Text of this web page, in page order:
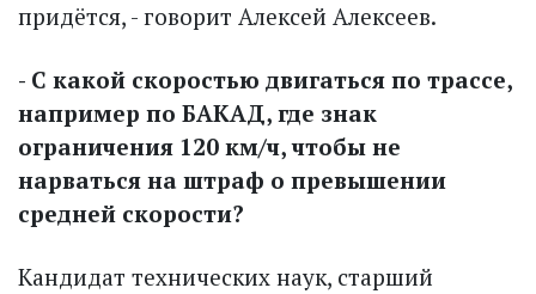
придётся, - говорит Алексей Алексеев.
- С какой скоростью двигаться по трассе,
например по БАКАД, где знак
ограничения 120 км/ч, чтобы не
нарваться на штраф о превышении
средней скорости?
Кандидат технических наук, старший